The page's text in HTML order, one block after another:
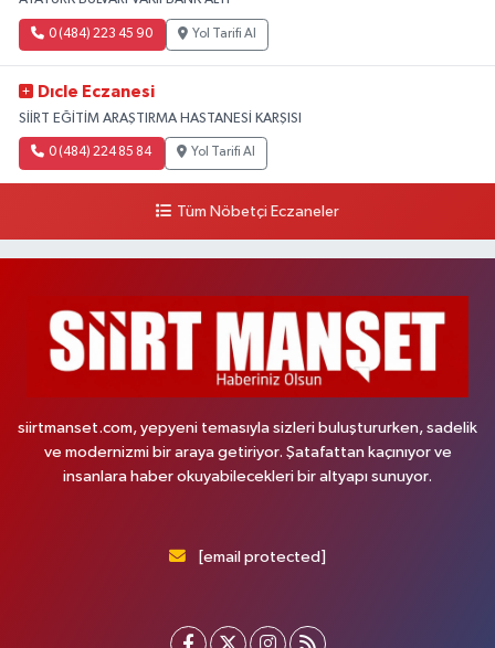
0 (484) 223 45 90 Yol Tarifi Al
Dıcle Eczanesi
SİİRT EĞİTİM ARAŞTIRMA HASTANESİ KARŞISI
0 (484) 224 85 84 Yol Tarifi Al
Tüm Nöbetçi Eczaneler
siirtmanset.com, yepyeni temasıyla sizleri buluştururken, sadelik
ve modernizmi bir araya getiriyor. Şatafattan kaçınıyor ve
insanlara haber okuyabilecekleri bir altyapı sunuyor.
[email protected]